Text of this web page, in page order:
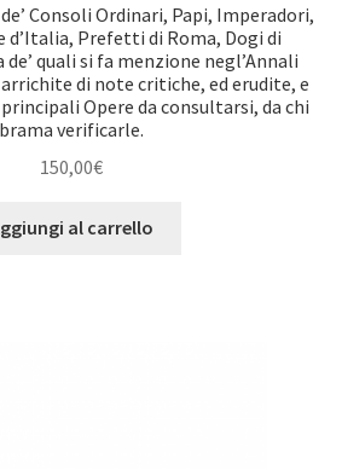
Consoli Ordinari, Papi, Imperadori,
d’Italia, Prefetti di Roma, Dogi di
de’ quali si fa menzione negl’Annali
di note critiche, ed erudite, e
Opere da consultarsi, da chi
brama verificarle.
150,00€
al carrello